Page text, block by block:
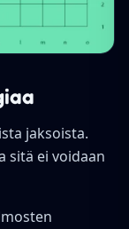
jaksoista.
sitä ei voidaan